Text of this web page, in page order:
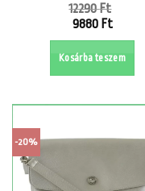
12290Ft
Original
12290 Ft.
9880 Ft
Current
price
is:
9880 Ft.
Kosárba teszem
-20%